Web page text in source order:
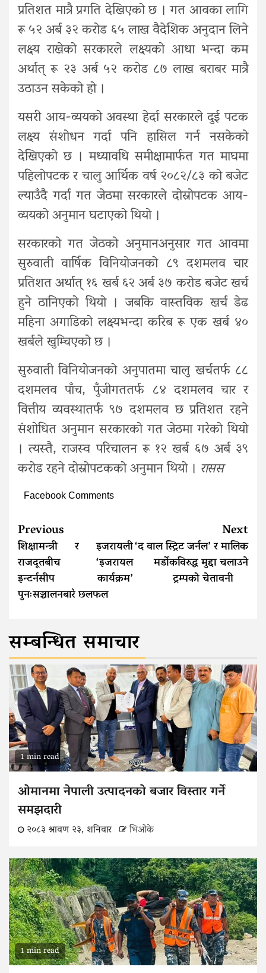
प्रतिशत मात्रै प्रगति देखिएको छ । गत आवका लागि
रू ५२ अर्ब ३२ करोड ६५ लाख वैदेशिक अनुदान लिने
लक्ष्य राखेको सरकारले लक्ष्यको आधा भन्दा कम
अर्थात् रू २३ अर्ब ५२ करोड ८७ लाख बराबर मात्रै
उठाउन सकेको हो ।
यसरी आय-व्ययको अवस्था हेर्दा सरकारले दुई पटक
लक्ष्य संशोधन गर्दा पनि हासिल गर्न नसकेको
देखिएको छ । मध्यावधि समीक्षामार्फत गत माघमा
पहिलोपटक र चालु आर्थिक वर्ष २०८२/८३ को बजेट
ल्याउँदै गर्दा गत जेठमा सरकारले दोस्रोपटक आय-
व्ययको अनुमान घटाएको थियो ।
सरकारको गत जेठको अनुमानअनुसार गत आवमा
सुरुवाती वार्षिक विनियोजनको ८९ दशमलव चार
प्रतिशत अर्थात् १६ खर्ब ६२ अर्ब ३७ करोड बजेट खर्च
हुने ठानिएको थियो । जबकि वास्तविक खर्च डेढ
महिना अगाडिको लक्ष्यभन्दा करिब रू एक खर्ब ४०
खर्बले खुम्चिएको छ ।
सुरुवाती विनियोजनको अनुपातमा चालु खर्चतर्फ ८८
दशमलव पाँच, पुँजीगततर्फ ८४ दशमलव चार र
वित्तीय व्यवस्थातर्फ ९७ दशमलव छ प्रतिशत रहने
संशोधित अनुमान सरकारको गत जेठमा गरेको थियो
। त्यस्तै, राजस्व परिचालन रू १२ खर्ब ६७ अर्ब ३९
करोड रहने दोस्रोपटकको अनुमान थियो । रासस
Facebook Comments
Continue
Reading
Previous
शिक्षामन्त्री र इजरायली
राजदूतबीच ‘इजरायल
इन्टर्नसीप कार्यक्रम’
पुनःसञ्चालनबारे छलफल
Next
‘द वाल स्ट्रिट जर्नल’ र मालिक
मर्डोकविरुद्ध मुद्दा चलाउने
ट्रम्पको चेतावनी
सम्बन्धित समाचार
1 min read
ओमानमा नेपाली उत्पादनको बजार विस्तार गर्ने
समझदारी
२०८३ श्रावण २३, शनिवार भिओके
1 min read